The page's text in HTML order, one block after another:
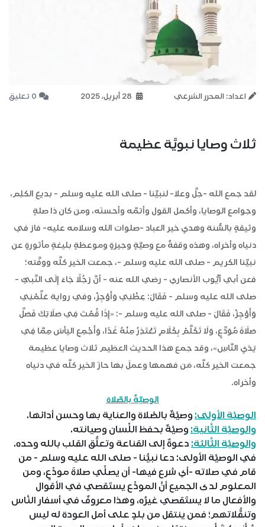
اعداد: المحرر الشرعي 0 تعليق
ثلاث وصايا نبويَّة عظيمة
لقد جمع الله -جلَّ وعلا- لنبيِّنا - صلى الله عليه وسلم - بديعَ الكلِم،
وجوامع الوصايا، وأكمل القول وأتمَّه وأحسنَه، ومن كان ذا صلةٍ
وثيقةٍ بالسُّنة وهديِ خير العباد -صلوات الله وسلامه عليه- فاز في
دنياه وأخراه، وهذه وقفةٌ مع وصيَّةٍ وجيزةٍ وموعظةٍ بليغةٍ مأثورةٍ عن
نبيِّنا الكريم - صلى الله عليه وسلم -، جمعت الخير كلَّه ووفَّته؛
فعن أبي أيُّوب الأنصاري - رضي الله عنه - أنَّ رَجُلًا جَاءَ إِلَى النَّبيِّ -
صلى الله عليه وسلم - فَقَالَ: عِظْنِي وَأَوْجِزْ، وفي رواية عَلِّمْنِي
وَأَوْجِزْ، فَقَالَ - صلى الله عليه وسلم -: «إِذَا قُمْتَ فِي صَلَاتِكَ فَصَلِّ
صَلَاةَ مُوَدِّعٍ، وَلَا تَكَلَّمْ بِكَلَامٍ تَعْتَذِرُ مِنْهُ غَدًا، وَأَجْمِعِ اليَأسَ مِمَّا فِي
يَدَيِ النَّاسِ»، وقد جمع هذا الحديث العظيم ثلاث وصايا عظيمة
جمعت الخير كلَّه، مَن فهمها وعملَ بها حازَ الخير كلَّه في دنياه
وأخراه.
الوصيَّةٌ بالصَّلاة
الوصيَّة الأولى: وصيَّةٌ بالصَّلاة والعناية بها وحسن أدائها.
والوصيَّة الثَّانية: وصيَّةٌ بحفظ اللِّسان وصيانته.
والوصيَّة الثَّالثة: دعوةٌ إلى القناعة وتعلُّق القلب بالله وحده.
في الوصيَّة الأولى: دعا نبيُّنا - صلى الله عليه وسلم - من
قام في صلاته -أي شرع فيها- أن يصلِّي صلاةَ مودِّعٍ، ومن
المعلوم لدى الجميع أنَّ المودِّع يستَقصي في الأقوال
والأفعال ما لا يستَقصي غيرُه، وهذا معروفٌ في أسفار النَّاس
وتنقُّلاتهم؛ فمن ينتقل من بلدٍ على أمل العودة له ليس